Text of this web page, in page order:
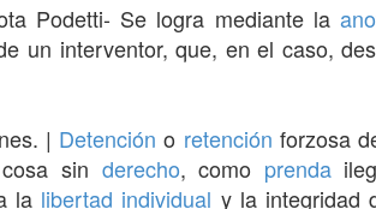
Podetti- Se logra mediante la
un interventor, que, en el caso,
| Detención o retención forzosa
sin derecho, como prenda
la libertad individual y la integridad